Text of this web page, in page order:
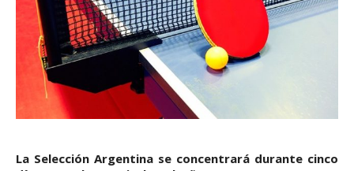
La Selección Argentina se concentrará durante cinco